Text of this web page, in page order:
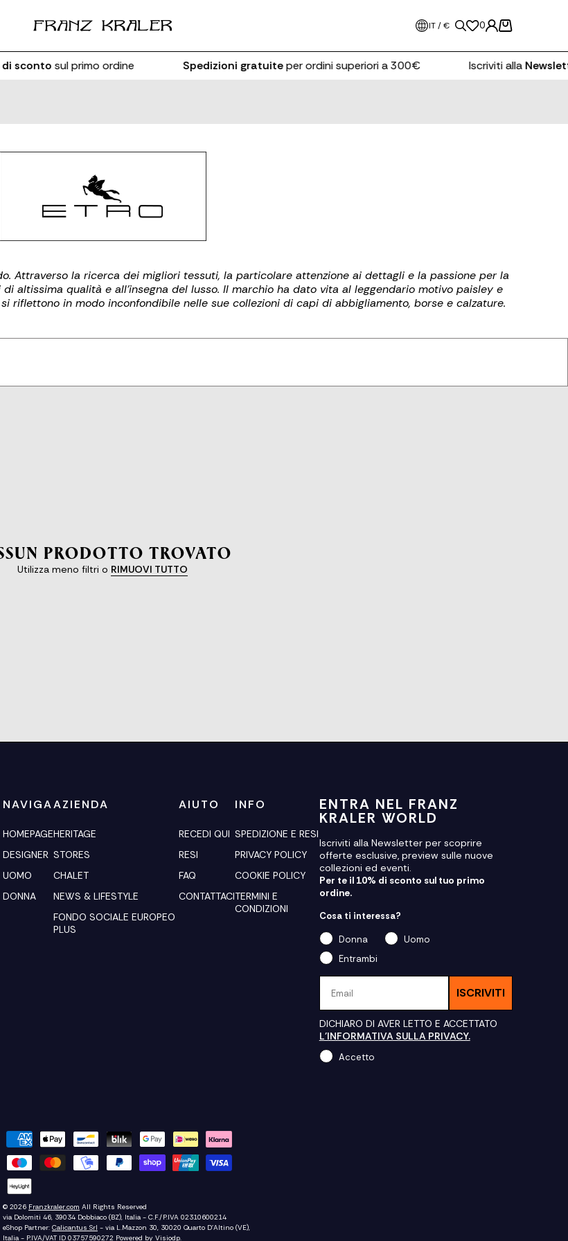
IT / € 0
scontosul primo ordine Spedizioni gratuiteper ordini superiori a 300€ Iscriviti alla
Attraverso la ricerca dei migliori tessuti, la particolare attenzione ai dettagli e la passione per la
altissima qualità e all'insegna del lusso. Il marchio ha dato vita al leggendario motivo paisley e
riflettono in modo inconfondibile nelle sue collezioni di capi di abbigliamento, borse e calzature.
PRODOTTO TROVATO
Utilizza meno filtri o RIMUOVI TUTTO
NAVIGA
HOMEPAGE
DESIGNER
UOMO
DONNA
AZIENDA
HERITAGE
STORES
CHALET
NEWS & LIFESTYLE
FONDO SOCIALE EUROPEO
PLUS
AIUTO
RECEDI QUI
RESI
FAQ
CONTATTACI
INFO
SPEDIZIONE E RESI
PRIVACY POLICY
COOKIE POLICY
TERMINI E
CONDIZIONI
ENTRA NEL FRANZ
KRALER WORLD
Iscriviti alla Newsletter per scoprire
offerte esclusive, preview sulle nuove
collezioni ed eventi.
Per te il 10% di sconto sul tuo primo
ordine.
Cosa ti interessa?
Donna
Uomo
Entrambi
ISCRIVITI
DICHIARO DI AVER LETTO E ACCETTATO
L'INFORMATIVA SULLA PRIVACY.
Accetto
© 2026 Franzkraler.com All Rights Reserved
via Dolomiti 46, 39034 Dobbiaco (BZ), Italia - C.F./P.IVA 02310600214
eShop Partner: Calicantus Srl - via L.Mazzon 30, 30020 Quarto D'Altino (VE),
Italia - P.IVA/VAT ID 03757590272 Powered by Visiodp.